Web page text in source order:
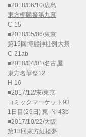
■2018/06/10/広島
東方椰麟祭第九幕
C-15
■2018/05/06/東京
第15回博麗神社例大祭
C-21ab
■2018/04/01/名古屋
東方名華祭12
H-16
■2017/12/末/東京
コミックマーケット93
1日目(29日) 東 N-43b
■2017/10/22/大阪
第13回東方紅楼夢